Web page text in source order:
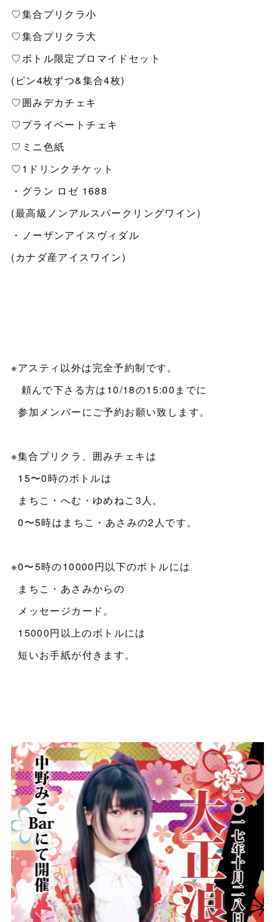
♡集合プリクラ小
♡集合プリクラ大
♡ボトル限定ブロマイドセット
(ピン4枚ずつ&集合4枚)
♡囲みデカチェキ
♡プライベートチェキ
♡ミニ色紙
♡1ドリンクチケット
・グラン ロゼ 1688
(最高級ノンアルスパークリングワイン)
・ノーザンアイスヴィダル
(カナダ産アイスワイン)
※アスティ以外は完全予約制です。
頼んで下さる方は10/18の15:00までに
参加メンバーにご予約お願い致します。
※集合プリクラ、囲みチェキは
15〜0時のボトルは
まちこ・へむ・ゆめねこ3人。
0〜5時はまちこ・あさみの2人です。
※0〜5時の10000円以下のボトルには
まちこ・あさみからの
メッセージカード。
15000円以上のボトルには
短いお手紙が付きます。